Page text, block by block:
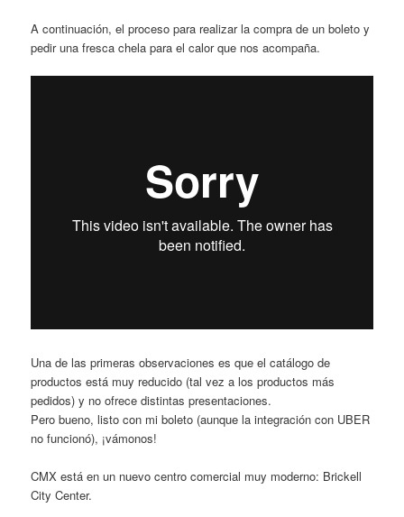
A continuación, el proceso para realizar la compra de un boleto y
pedir una fresca chela para el calor que nos acompaña.
Una de las primeras observaciones es que el catálogo de
productos está muy reducido (tal vez a los productos más
pedidos) y no ofrece distintas presentaciones.
Pero bueno, listo con mi boleto (aunque la integración con UBER
no funcionó), ¡vámonos!
CMX está en un nuevo centro comercial muy moderno: Brickell
City Center.